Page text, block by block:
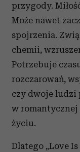
przygody.
Może nawet
spojrzenia.
chemii,
Potrzebuje
rozczarowań,
czy dwoje ludzi
w romantycznej
życiu.
Dlatego „Love